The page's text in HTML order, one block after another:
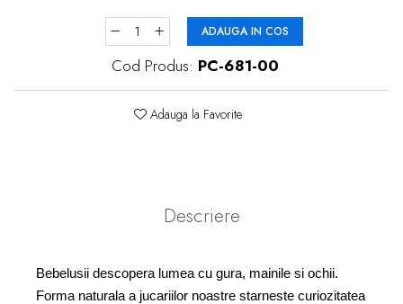
ADAUGA IN COS
Cod Produs: PC-681-00
Adauga la Favorite
Descriere
Bebelusii descopera lumea cu gura, mainile si ochii.
Forma naturala a jucariilor noastre starneste curiozitatea